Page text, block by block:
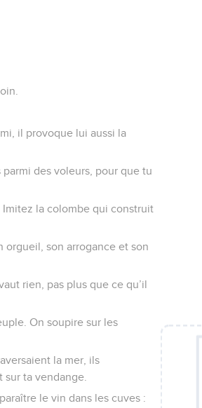
il provoque lui aussi la
des voleurs, pour que tu
la colombe qui construit
orgueil, son arrogance et son
rien, pas plus que ce qu’il
On soupire sur les
la mer, ils
ta vendange.
le vin dans les cuves :